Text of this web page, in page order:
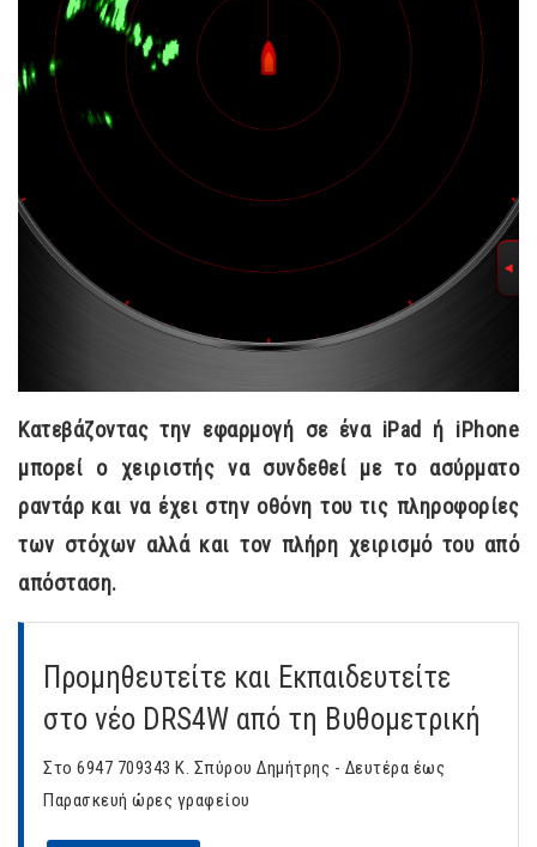
Κατεβάζοντας την εφαρμογή σε ένα iPad ή iPhone
μπορεί ο χειριστής να συνδεθεί με το ασύρματο
ραντάρ και να έχει στην οθόνη του τις πληροφορίες
των στόχων αλλά και τον πλήρη χειρισμό του από
απόσταση.
Προμηθευτείτε και Εκπαιδευτείτε
στο νέο DRS4W από τη Βυθομετρική
Στο 6947 709343 Κ. Σπύρου Δημήτρης - Δευτέρα έως
Παρασκευή ώρες γραφείου